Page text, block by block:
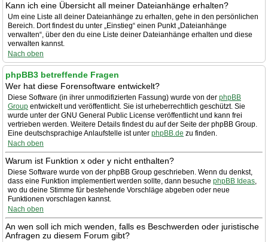
Kann ich eine Übersicht all meiner Dateianhänge erhalten?
Um eine Liste all deiner Dateianhänge zu erhalten, gehe in den persönlichen
Bereich. Dort findest du unter „Einstieg“ einen Punkt „Dateianhänge
verwalten“, über den du eine Liste deiner Dateianhänge erhalten und diese
verwalten kannst.
Nach oben
phpBB3 betreffende Fragen
Wer hat diese Forensoftware entwickelt?
Diese Software (in ihrer unmodifizierten Fassung) wurde von der phpBB
Group entwickelt und veröffentlicht. Sie ist urheberrechtlich geschützt. Sie
wurde unter der GNU General Public License veröffentlicht und kann frei
vertrieben werden. Weitere Details findest du auf der Seite der phpBB Group.
Eine deutschsprachige Anlaufstelle ist unter phpBB.de zu finden.
Nach oben
Warum ist Funktion x oder y nicht enthalten?
Diese Software wurde von der phpBB Group geschrieben. Wenn du denkst,
dass eine Funktion implementiert werden sollte, dann besuche phpBB Ideas,
wo du deine Stimme für bestehende Vorschläge abgeben oder neue
Funktionen vorschlagen kannst.
Nach oben
An wen soll ich mich wenden, falls es Beschwerden oder juristische
Anfragen zu diesem Forum gibt?